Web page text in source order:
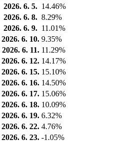
2026. 6. 5. 14.46%
2026. 6. 8. 8.29%
2026. 6. 9. 11.01%
2026. 6. 10. 9.35%
2026. 6. 11. 11.29%
2026. 6. 12. 14.17%
2026. 6. 15. 15.10%
2026. 6. 16. 14.50%
2026. 6. 17. 15.06%
2026. 6. 18. 10.09%
2026. 6. 19. 6.32%
2026. 6. 22. 4.76%
2026. 6. 23. -1.05%